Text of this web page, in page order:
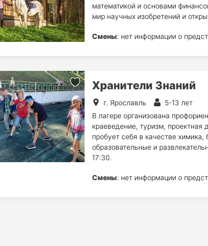
математикой и основами
мир научных изобретений и
Смены: нет информации о
Хранители Знаний
г. Ярославль
5-13 лет
В лагере организована
краеведение, туризм,
пробует себя в качестве
образовательные и
17:30.
Смены: нет информации о